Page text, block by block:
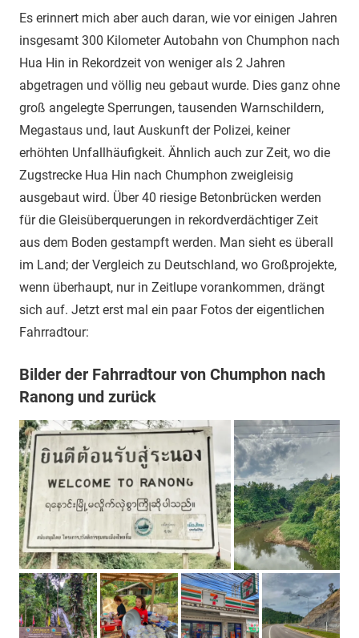
Es erinnert mich aber auch daran, wie vor einigen Jahren
insgesamt 300 Kilometer Autobahn von Chumphon nach
Hua Hin in Rekordzeit von weniger als 2 Jahren
abgetragen und völlig neu gebaut wurde. Dies ganz ohne
groß angelegte Sperrungen, tausenden Warnschildern,
Megastaus und, laut Auskunft der Polizei, keiner
erhöhten Unfallhäufigkeit. Ähnlich auch zur Zeit, wo die
Zugstrecke Hua Hin nach Chumphon zweigleisig
ausgebaut wird. Über 40 riesige Betonbrücken werden
für die Gleisüberquerungen in rekordverdächtiger Zeit
aus dem Boden gestampft werden. Man sieht es überall
im Land; der Vergleich zu Deutschland, wo Großprojekte,
wenn überhaupt, nur in Zeitlupe vorankommen, drängt
sich auf. Jetzt erst mal ein paar Fotos der eigentlichen
Fahrradtour:
Bilder der Fahrradtour von Chumphon nach
Ranong und zurück